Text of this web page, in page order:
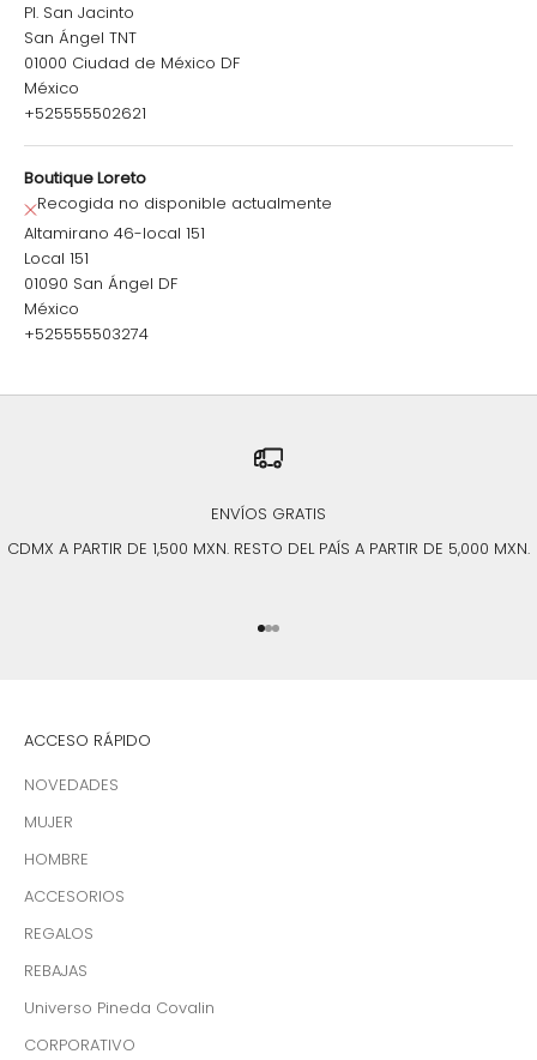
Pl. San Jacinto
San Ángel TNT
01000 Ciudad de México DF
México
+525555502621
Boutique Loreto
Recogida no disponible actualmente
Altamirano 46-local 151
Local 151
01090 San Ángel DF
México
+525555503274
ENVÍOS GRATIS
CDMX A PARTIR DE 1,500 MXN. RESTO DEL PAÍS A PARTIR DE 5,000 MXN.
Ir al artículo 1
Ir al artículo 2
Ir al artículo 3
ACCESO RÁPIDO
NOVEDADES
MUJER
HOMBRE
ACCESORIOS
REGALOS
REBAJAS
Universo Pineda Covalin
CORPORATIVO